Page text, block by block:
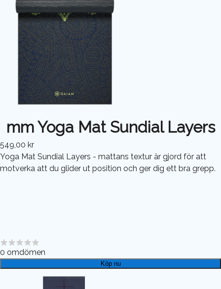
mm Yoga Mat Sundial Layers
549,00 kr
Yoga Mat Sundial Layers - mattans textur är gjord för att
motverka att du glider ut position och ger dig ett bra grepp.
0 omdömen
Köp nu